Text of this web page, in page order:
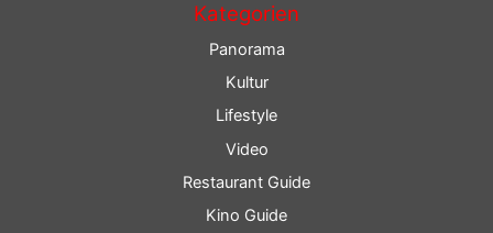
Kategorien
Panorama
Kultur
Lifestyle
Video
Restaurant Guide
Kino Guide